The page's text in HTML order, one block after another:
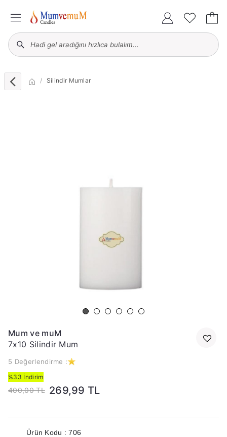
Silindir Mumlar
Mum ve muM
7x10 Silindir Mum
5 Değerlendirme :
%33 İndirim
400,00 TL 269,99 TL
Ürün Kodu : 706